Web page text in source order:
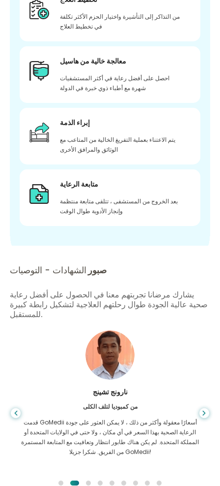
من التذاكر إلى التأشيرة واختيار الحزم الأكثر تكلفة
في تخطيط العلاج
معالجة خالية من هاسيل
احصل على أفضل رعاية في أكثر المستشفيات
شهرة مع أطباء ذوي خبرة في الدولة
إبراء الذمة
يتم الاعتناء بعملية التفريغ الخالية من المتاعب مع
الوثائق والمرافق الأخرى
متابعة الرعاية
بعد الخروج من المستشفى ، تتلقى متابعة منتظمة
وإنجاز الأدوية طوال الوقت
صبور الشهادات - التوصيات
يشارك مرضانا تجربتهم معنا في الحصول على أفضل رعاية
صحية عالية الجودة طوال رحلتهم العلاجية لتشكيل رابطة كبيرة
للمستقبل.
شاندها داس
من بنغلاديش لأمراض الجهاز الهضمي
لقد شكرت ابني وفريق GoMedii الرائع الذي ساعدني في رحلتي من
بنغلاديش إلى الهند لتلقي العلاج. لقد اتخذنا الخيار الصحيح في اختيار
GoMedii. حتى بعد العلاج يحتفظون بعلاقة قوية معنا